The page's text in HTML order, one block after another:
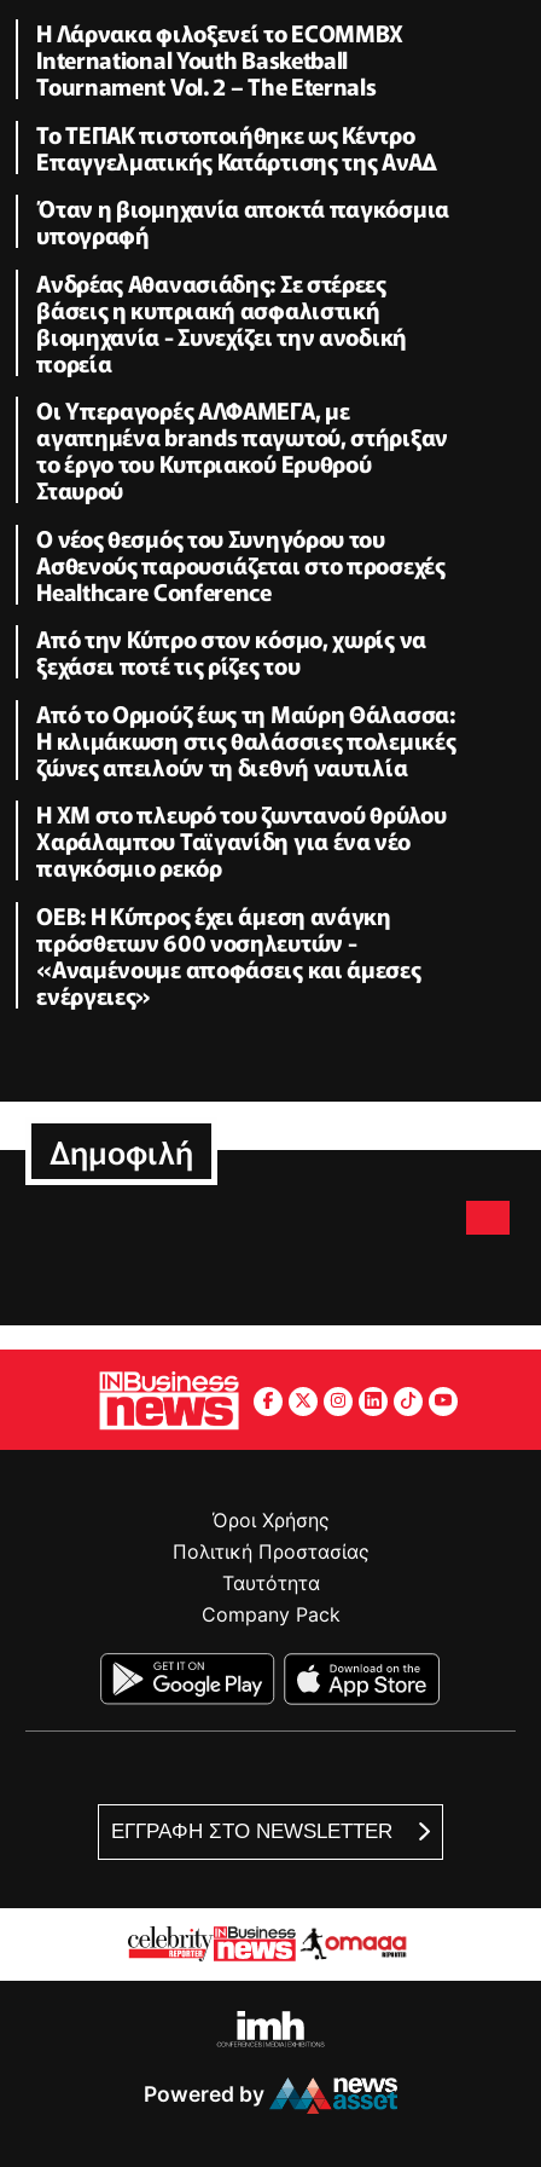
Η Λάρνακα φιλοξενεί το ECOMMBX
International Youth Basketball
Tournament Vol. 2 – The Eternals
Το ΤΕΠΑΚ πιστοποιήθηκε ως Κέντρο
Επαγγελματικής Κατάρτισης της ΑνΑΔ
Όταν η βιομηχανία αποκτά παγκόσμια
υπογραφή
Ανδρέας Αθανασιάδης: Σε στέρεες
βάσεις η κυπριακή ασφαλιστική
βιομηχανία - Συνεχίζει την ανοδική
πορεία
Οι Υπεραγορές ΑΛΦΑΜΕΓΑ, με
αγαπημένα brands παγωτού, στήριξαν
το έργο του Κυπριακού Ερυθρού
Σταυρού
Ο νέος θεσμός του Συνηγόρου του
Ασθενούς παρουσιάζεται στο προσεχές
Healthcare Conference
Από την Κύπρο στον κόσμο, χωρίς να
ξεχάσει ποτέ τις ρίζες του
Από το Ορμούζ έως τη Μαύρη Θάλασσα:
Η κλιμάκωση στις θαλάσσιες πολεμικές
ζώνες απειλούν τη διεθνή ναυτιλία
Η XM στο πλευρό του ζωντανού θρύλου
Χαράλαμπου Ταϊγανίδη για ένα νέο
παγκόσμιο ρεκόρ
ΟΕΒ: Η Κύπρος έχει άμεση ανάγκη
πρόσθετων 600 νοσηλευτών -
«Αναμένουμε αποφάσεις και άμεσες
ενέργειες»
Δημοφιλή
ΕΓΓΡΑΦΗ ΣΤΟ NEWSLETTER
Όροι Χρήσης
Πολιτική Προστασίας
Ταυτότητα
Company Pack
Powered by